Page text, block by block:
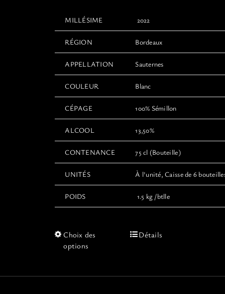
MILLÉSIME 2022
RÉGION Bordeaux
APPELLATION Sauternes
COULEUR Blanc
CÉPAGE 100% Sémillon
ALCOOL 13,50%
CONTENANCE 75 cl (Bouteille)
UNITÉS À l'unité, Caisse de 6
POIDS 1.5 kg /btlle
Choix des
options
Ce
variations.
Détails